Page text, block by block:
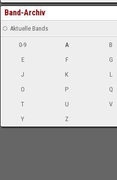
Band-Archiv
Aktuelle Bands
0-9 A B
E
F G
J
K L
O
P Q
T
U V
Y
Z